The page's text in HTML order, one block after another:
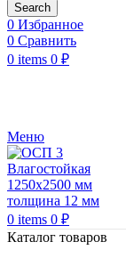
Search
0 Избранное
0 Сравнить
0 items 0 ₽
Меню
0 items 0 ₽
Каталог товаров